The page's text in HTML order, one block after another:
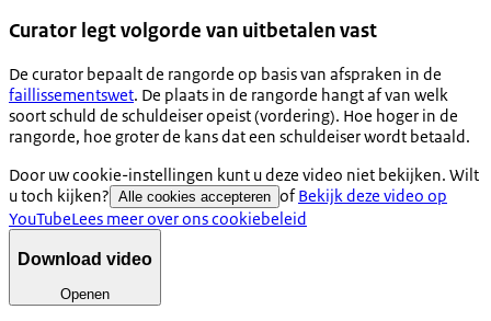
Curator legt volgorde van uitbetalen vast
De curator bepaalt de rangorde op basis van afspraken in de
faillissementswet. De plaats in de rangorde hangt af van welk
soort schuld de schuldeiser opeist (vordering). Hoe hoger in de
rangorde, hoe groter de kans dat een schuldeiser wordt betaald.
Door uw cookie-instellingen kunt u deze video niet bekijken. Wilt
u toch kijken? Alle cookies accepteren of Bekijk deze video op
YouTubeLees meer over ons cookiebeleid
Download video
Openen